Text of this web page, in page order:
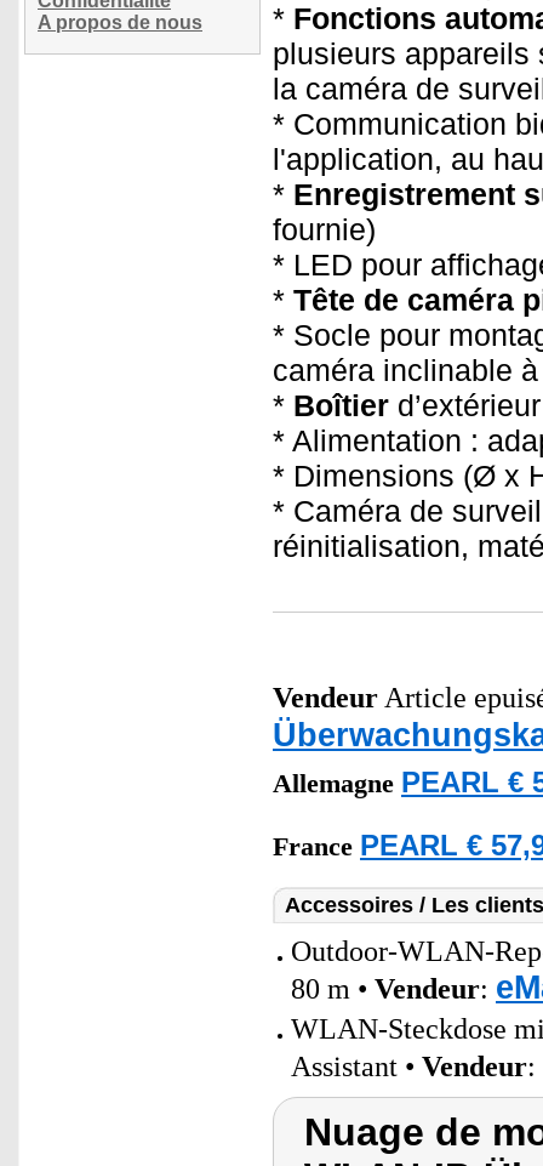
A propos de nous
* Fonctions
plusieurs appareils
la caméra de
* Communication
l'application, au
* Enregistrement
fournie)
* LED pour
* Tête de caméra
* Socle pour
caméra inclinable à
* Boîtier d’extérieur
* Alimentation :
* Dimensions (Ø x
* Caméra de
réinitialisation,
Vendeur Article
Allemagne PEARL €
France PEARL €
Accessoires / Les
Outdoor-WLAN-
80 m • Vendeur:
WLAN-Steckdose
Assistant • Vendeur:
Nuage de